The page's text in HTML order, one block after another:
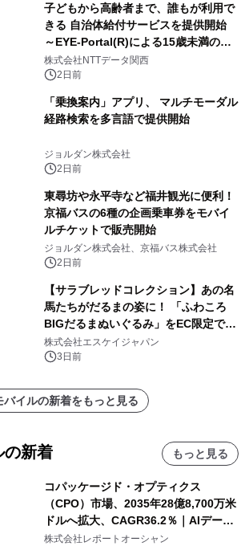
子どもから高齢者まで、誰もが利用で
きる 自治体給付サービスを提供開始
～EYE-Portal(R)による15歳未満の本
人認証と デジタルデバイド対策で実現
～
株式会社NTTデータ関西
2日前
「乗換案内」アプリ、 マルチモーダル
経路検索を多言語で提供開始
ジョルダン株式会社
2日前
東尋坊や永平寺など福井観光に便利！
京福バスの6種の企画乗車券をモバイ
ルチケットで販売開始
ジョルダン株式会社、京福バス株式会社
2日前
【サラブレッドコレクション】あの名
馬たちがだるまの姿に！ 「ふわころ
BIGだるまぬいぐるみ」をEC限定で受
注販売開始
株式会社エスケイジャパン
3日前
バイルの新着をもっと見る
の新着 もっと見る
コパッケージド・オプティクス
（CPO）市場、2035年28億8,700万米
ドルへ拡大、CAGR36.2％｜AIデータ
センター・高速光通信需要が成長を加
株式会社レポートオーシャン